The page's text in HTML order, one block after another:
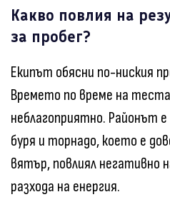
Какво повлия на
за пробег?
Екипът обясни по-ниския
Времето по време на
неблагоприятно. Районът
буря и торнадо, което е
вятър, повлиял негативно
разхода на енергия.